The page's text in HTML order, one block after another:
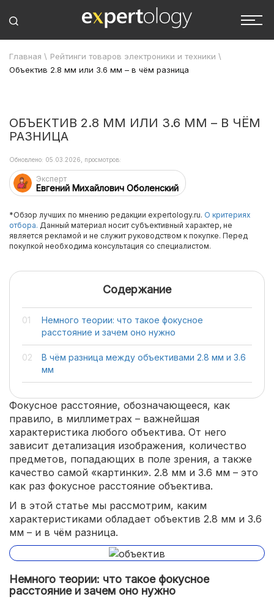
Главная \ Рейтинги товаров электроники и техники \
Объектив 2.8 мм или 3.6 мм – в чём разница
ОБЪЕКТИВ 2.8 ММ ИЛИ 3.6 ММ – В ЧЁМ
РАЗНИЦА
Эксперт
Евгений Михайлович Оболенский
Обновлено: 05.03.2026, просмотров:
*Обзор лучших по мнению редакции expertology.ru. О критериях
отбора. Данный материал носит субъективный характер, не
является рекламой и не служит руководством к покупке. Перед
покупкой необходима консультация со специалистом.
Содержание
Немного теории: что такое фокусное
расстояние и зачем оно нужно
В чём разница между объективами 2.8 мм и 3.6
мм
Фокусное расстояние, обозначающееся, как
правило, в миллиметрах – важнейшая
характеристика любого объектива. От него
зависит детализация изображения, количество
предметов, попадающих в поле зрения, а также
качество самой «картинки». 2.8 мм и 3.6 мм – это
как раз фокусное расстояние объектива.
И в этой статье мы рассмотрим, каким
характеристиками обладает объектив 2.8 мм и 3.6
мм – и в чём разница.
Немного теории: что такое фокусное
расстояние и зачем оно нужно